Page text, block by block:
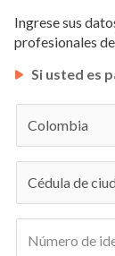
Ingrese sus
profesionales
Si usted es